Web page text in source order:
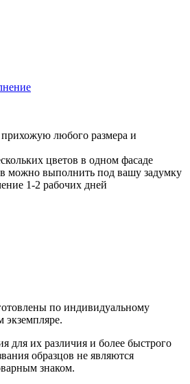
любого размера и
цветов в одном фасаде
можно выполнить под вашу задумку
1-2 рабочих дней
по индивидуальному
экземпляре.
для их различия и более быстрого
образцов не являются
знаком.